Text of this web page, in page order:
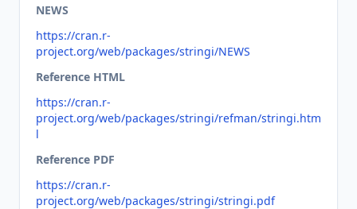
NEWS
https://cran.r-
project.org/web/packages/stringi/NEWS
Reference HTML
https://cran.r-
project.org/web/packages/stringi/refman/stringi.htm
l
Reference PDF
https://cran.r-
project.org/web/packages/stringi/stringi.pdf